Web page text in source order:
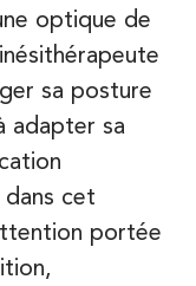
optique de
sa posture
adapter sa
cet
portée